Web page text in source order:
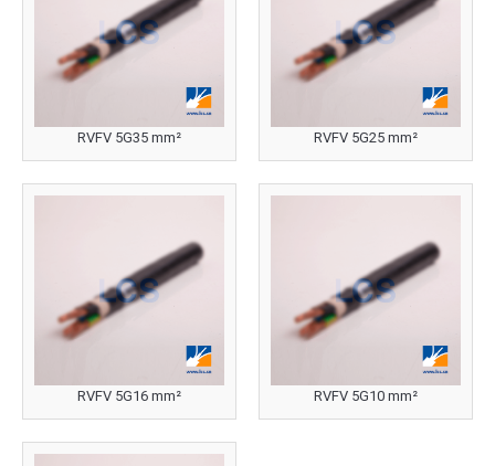
RVFV 5G35 mm² RVFV 5G25 mm²
RVFV 5G16 mm² RVFV 5G10 mm²